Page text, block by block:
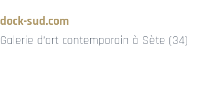
dock-sud.com
Galerie d’art contemporain à Sète (34)